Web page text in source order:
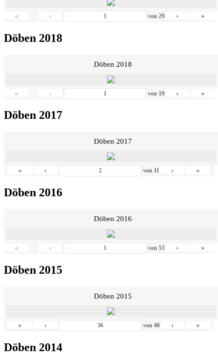
« ‹ von 29 › »
Döben 2018
Döben 2018
« ‹ von 19 › »
Döben 2017
Döben 2017
« ‹ von 11 › »
Döben 2016
Döben 2016
« ‹ von 53 › »
Döben 2015
Döben 2015
« ‹ von 40 › »
Döben 2014